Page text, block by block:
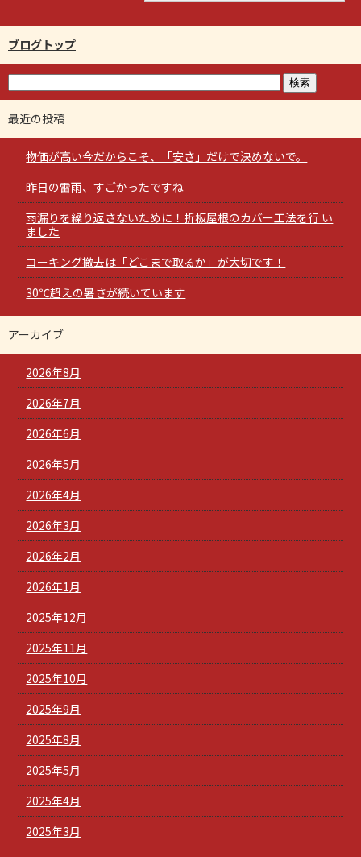
ブログトップ
最近の投稿
物価が高い今だからこそ、「安さ」だけで決めないで。
昨日の雷雨、すごかったですね
雨漏りを繰り返さないために！折板屋根のカバー工法を行 い
ました
コーキング撤去は「どこまで取るか」が大切です！
30℃超えの暑さが続いています
アーカイブ
2026年8月
2026年7月
2026年6月
2026年5月
2026年4月
2026年3月
2026年2月
2026年1月
2025年12月
2025年11月
2025年10月
2025年9月
2025年8月
2025年5月
2025年4月
2025年3月